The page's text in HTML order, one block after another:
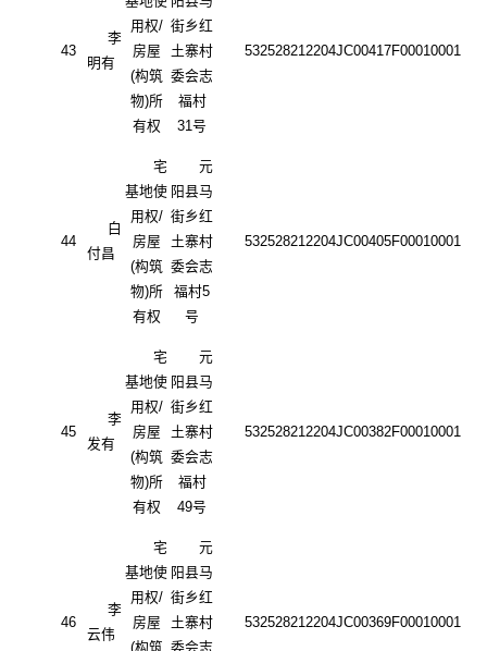
43
李
明有
用权/
房屋
(构筑
物)所
有权
街乡红
土寨村
委会志
福村
31号
532528212204JC00417F00010001
44
白
付昌
宅
基地使
用权/
房屋
(构筑
物)所
有权
元
阳县马
街乡红
土寨村
委会志
福村5
号
532528212204JC00405F00010001
45
李
发有
宅
基地使
用权/
房屋
(构筑
物)所
有权
元
阳县马
街乡红
土寨村
委会志
福村
49号
532528212204JC00382F00010001
46
李
云伟
宅
基地使
用权/
房屋
(构筑
元
阳县马
街乡红
土寨村
委会志
532528212204JC00369F00010001